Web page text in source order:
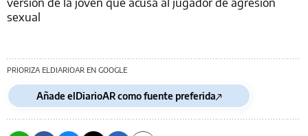
sexual
PRIORIZA ELDIARIOAR EN GOOGLE
Añade elDiarioAR como fuente preferida